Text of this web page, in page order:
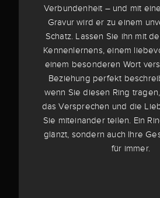
Verbundenheit – und mit
Gravur wird er zu einem
Schatz. Lassen Sie ihn mit
Kennenlernens, einem
einem besonderen Wort
Beziehung perfekt
wenn Sie diesen Ring
das Versprechen und die
Sie miteinander teilen. Ein
glänzt, sondern auch Ihre
für immer.